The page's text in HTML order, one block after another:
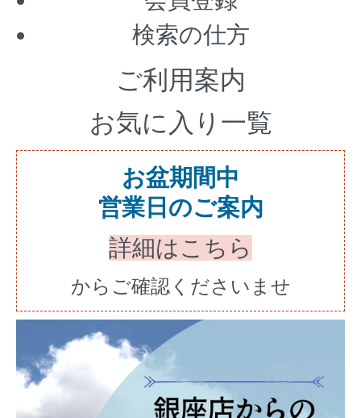
検索の仕方
ご利用案内
お気に入り一覧
お盆期間中
営業日のご案内
詳細はこちら
からご確認くださいませ